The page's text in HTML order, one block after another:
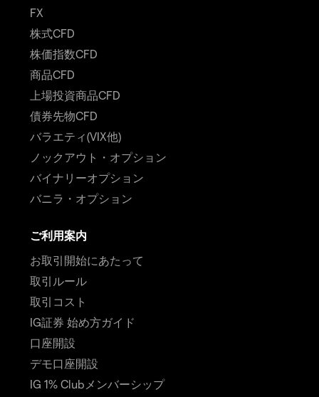
FX
株式CFD
株価指数CFD
商品CFD
上場投資商品CFD
債券先物CFD
バラエティ(VIX他)
ノックアウト・オプション
バイナリーオプション
バニラ・オプション
ご利用案内
お取引開始にあたって
取引ルール
取引コスト
IG証券 始め方ガイド
口座開設
デモ口座開設
IG 1% Clubメンバーシップ